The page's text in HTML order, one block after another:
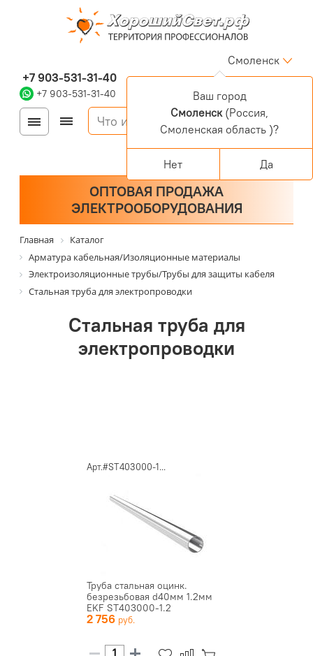
+7 903-531-31-40
+7 903-531-31-40
Смоленск
Войти
Регистрация
Корзина
0 позиций
ОПТОВАЯ ПРОДАЖА
ЭЛЕКТРООБОРУДОВАНИЯ
Главная
Каталог
Арматура кабельная/Изоляционные материалы
Электроизоляционные трубы/Трубы для защиты кабеля
Стальная труба для электропроводки
Стальная труба для
электропроводки
Арт.#ST403000-1...
Труба стальная оцинк.
безрезьбовая d40мм 1.2мм
EKF ST403000-1.2
2 756
Ваш город
Смоленск(Россия,
Смоленская область )?
Нет Да